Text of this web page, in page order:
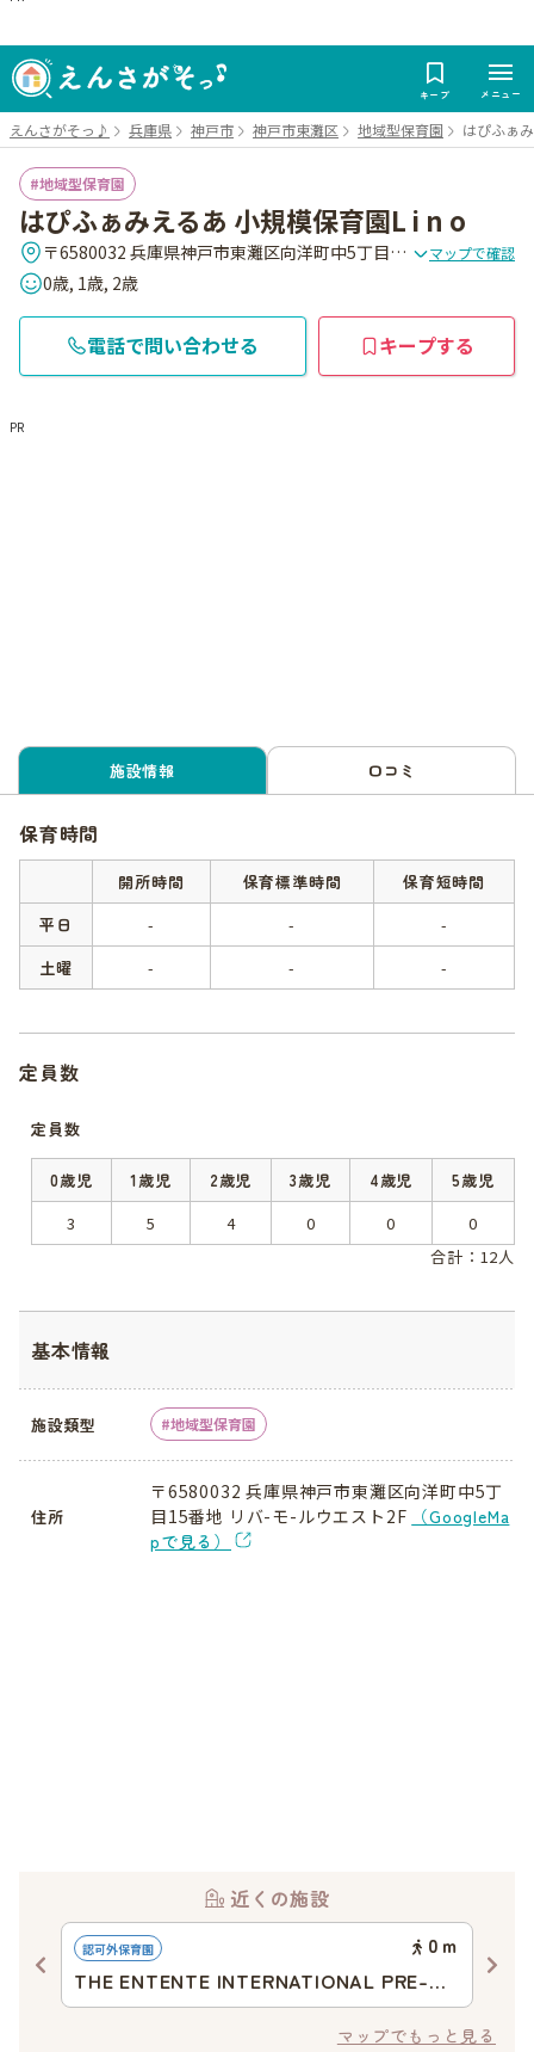
キープ メニュー
えんさがそっ♪ 兵庫県 神戸市 神戸市東灘区 地域型保育園 はぴふぁ
地域型保育園
はぴふぁみえるあ 小規模保育園L i n o
〒6580032 兵庫県神戸市東灘区向洋町中5丁目15番地 リバ-モ-ルウエスト2F マップで確認
0歳, 1歳, 2歳
電話で問い合わせる キープする
PR
施設情報 口コミ
保育時間
開所時間 保育標準時間
保育短時間
平日
- -
-
土曜
- - -
定員数
定員数
0歳児 1歳児 2歳児 3歳児 4歳児
5歳児
3
5 4 0 0
0
合計：12人
基本情報
施設類型 地域型保育園
住所
〒6580032 兵庫県神戸市東灘区向洋町中5丁
目15番地 リバ-モ-ルウエスト2F
（GoogleMa
pで見る）
近くの施設
認可外保育園 0 ｍ
THE ENTENTE INTERNATIONAL PRE-
SCHOOL
マップでもっと見る